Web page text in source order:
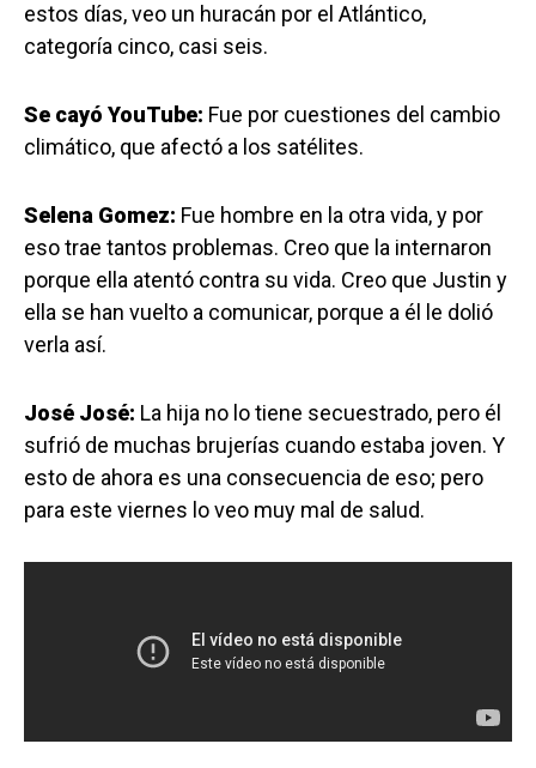
estos días, veo un huracán por el Atlántico,
categoría cinco, casi seis.
Se cayó YouTube: Fue por cuestiones del cambio
climático, que afectó a los satélites.
Selena Gomez: Fue hombre en la otra vida, y por
eso trae tantos problemas. Creo que la internaron
porque ella atentó contra su vida. Creo que Justin y
ella se han vuelto a comunicar, porque a él le dolió
verla así.
José José: La hija no lo tiene secuestrado, pero él
sufrió de muchas brujerías cuando estaba joven. Y
esto de ahora es una consecuencia de eso; pero
para este viernes lo veo muy mal de salud.